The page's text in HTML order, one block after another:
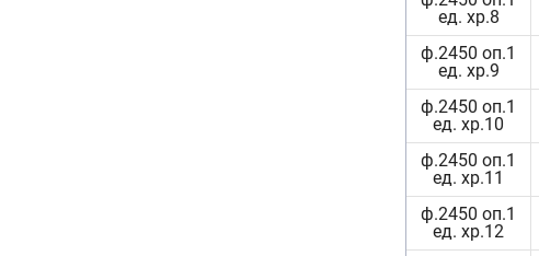
ед. хр.8
ф.2450 оп.1
ед. хр.9
ф.2450 оп.1
ед. хр.10
ф.2450 оп.1
ед. хр.11
ф.2450 оп.1
ед. хр.12